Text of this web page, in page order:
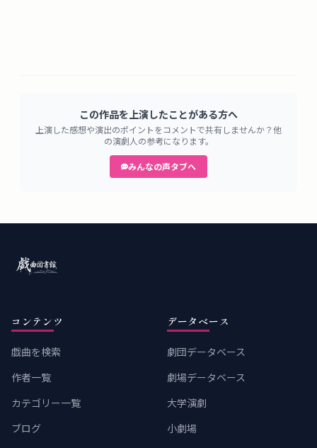
この作品を上演したことがある方へ
上演した感想や演出のポイントをコメントで共有しませんか？他
の演劇人の参考になります。
みんなの声タブへ
コンテンツ
戯曲を検索
作者一覧
カテゴリー一覧
ブログ
データベース
劇団データベース
劇場データベース
大学演劇
小劇場